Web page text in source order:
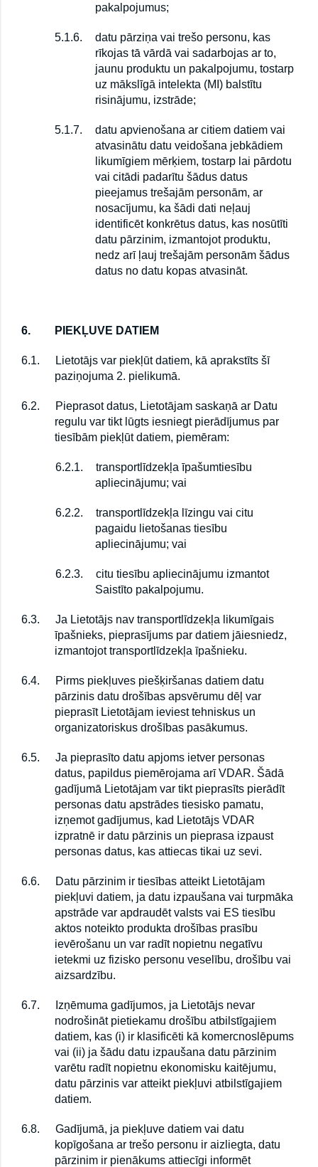
pakalpojumus;
5.1.6.
datu pārziņa vai trešo personu, kas
rīkojas tā vārdā vai sadarbojas ar to,
jaunu produktu un pakalpojumu, tostarp
uz mākslīgā intelekta (MI) balstītu
risinājumu, izstrāde;
5.1.7.
datu apvienošana ar citiem datiem vai
atvasinātu datu veidošana jebkādiem
likumīgiem mērķiem, tostarp lai pārdotu
vai citādi padarītu šādus datus
pieejamus trešajām personām, ar
nosacījumu, ka šādi dati neļauj
identificēt konkrētus datus, kas nosūtīti
datu pārzinim, izmantojot produktu,
nedz arī ļauj trešajām personām šādus
datus no datu kopas atvasināt.
6. PIEKĻUVE DATIEM
6.1.
Lietotājs var piekļūt datiem, kā aprakstīts šī
paziņojuma 2. pielikumā.
6.2.
Pieprasot datus, Lietotājam saskaņā ar Datu
regulu var tikt lūgts iesniegt pierādījumus par
tiesībām piekļūt datiem, piemēram:
6.2.1.
transportlīdzekļa īpašumtiesību
apliecinājumu; vai
6.2.2.
transportlīdzekļa līzingu vai citu
pagaidu lietošanas tiesību
apliecinājumu; vai
6.2.3.
citu tiesību apliecinājumu izmantot
Saistīto pakalpojumu.
6.3.
Ja Lietotājs nav transportlīdzekļa likumīgais
īpašnieks, pieprasījums par datiem jāiesniedz,
izmantojot transportlīdzekļa īpašnieku.
6.4.
Pirms piekļuves piešķiršanas datiem datu
pārzinis datu drošības apsvērumu dēļ var
pieprasīt Lietotājam ieviest tehniskus un
organizatoriskus drošības pasākumus.
6.5.
Ja pieprasīto datu apjoms ietver personas
datus, papildus piemērojama arī VDAR. Šādā
gadījumā Lietotājam var tikt pieprasīts pierādīt
personas datu apstrādes tiesisko pamatu,
izņemot gadījumus, kad Lietotājs VDAR
izpratnē ir datu pārzinis un pieprasa izpaust
personas datus, kas attiecas tikai uz sevi.
6.6.
Datu pārzinim ir tiesības atteikt Lietotājam
piekļuvi datiem, ja datu izpaušana vai turpmāka
apstrāde var apdraudēt valsts vai ES tiesību
aktos noteikto produkta drošības prasību
ievērošanu un var radīt nopietnu negatīvu
ietekmi uz fizisko personu veselību, drošību vai
aizsardzību.
6.7.
Izņēmuma gadījumos, ja Lietotājs nevar
nodrošināt pietiekamu drošību atbilstīgajiem
datiem, kas (i) ir klasificēti kā komercnoslēpums
vai (ii) ja šādu datu izpaušana datu pārzinim
varētu radīt nopietnu ekonomisku kaitējumu,
datu pārzinis var atteikt piekļuvi atbilstīgajiem
datiem.
6.8.
Gadījumā, ja piekļuve datiem vai datu
kopīgošana ar trešo personu ir aizliegta, datu
pārzinim ir pienākums attiecīgi informēt